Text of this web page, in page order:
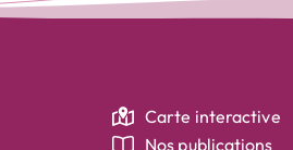
Carte interactive
Nos publications